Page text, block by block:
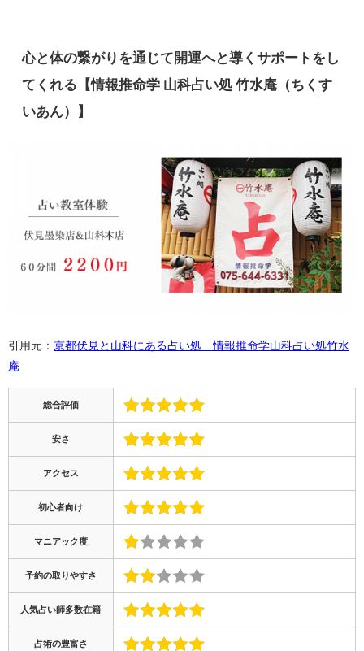
心と体の繋がりを通じて開運へと導くサポートをし
てくれる【情報推命学 山科占い処 竹水庵（ちくす
いあん）】
引用元： 京都伏見と山科にある占い処 情報推命学山科占い処竹水
庵
総合評価
安さ
アクセス
初心者向け
マニアック度
予約の取りやすさ
人気占い師多数在籍
占術の豊富さ